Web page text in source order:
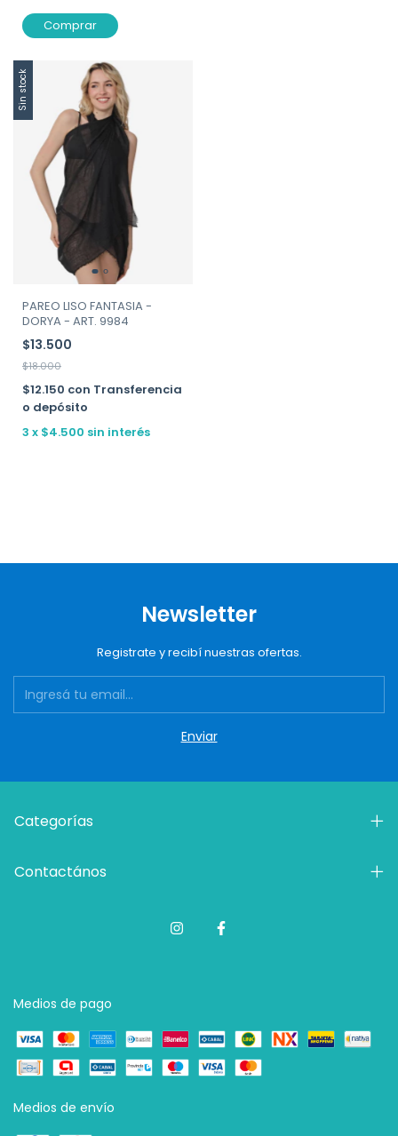
Comprar
Sin stock
PAREO LISO FANTASIA -
DORYA - ART. 9984
$13.500
$18.000
$12.150 con Transferencia
o depósito
3 x $4.500 sin interés
Newsletter
Registrate y recibí nuestras ofertas.
Categorías
Contactános
Medios de pago
Medios de envío